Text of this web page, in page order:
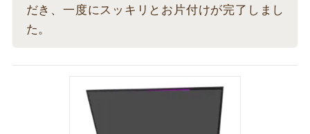
だき、一度にスッキリとお片付けが完了しまし
た。